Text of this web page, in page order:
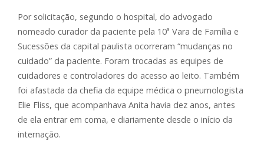
Por solicitação, segundo o hospital, do advogado
nomeado curador da paciente pela 10ª Vara de Família e
Sucessões da capital paulista ocorreram “mudanças no
cuidado” da paciente. Foram trocadas as equipes de
cuidadores e controladores do acesso ao leito. Também
foi afastada da chefia da equipe médica o pneumologista
Elie Fliss, que acompanhava Anita havia dez anos, antes
de ela entrar em coma, e diariamente desde o início da
internação.